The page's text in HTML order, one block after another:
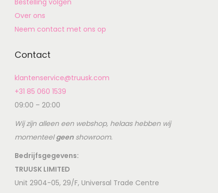
Bestelling volgen
Over ons
Neem contact met ons op
Contact
klantenservice@truusk.com
+31 85 060 1539
09:00 – 20:00
Wij zijn alleen een webshop, helaas hebben wij
momenteelgeenshowroom.
Bedrijfsgegevens:
TRUUSK LIMITED
Unit 2904-05, 29/F, Universal Trade Centre